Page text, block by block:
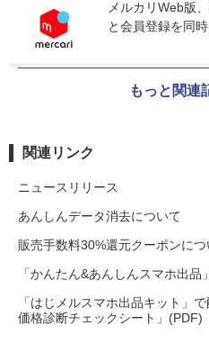
メルカリWeb版
と会員登録を同
もっと関連
関連リンク
ニュースリリース
あんしんデータ消去について
販売手数料30%還元クーポンにつ
「かんたん&あんしんスマホ出
「はじメルスマホ出品キット」
価格診断チェックシート」(PDF)